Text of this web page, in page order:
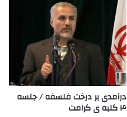
درآمدی بر درخت فلسفه / جلسه
۴ کلبه ی کرامت